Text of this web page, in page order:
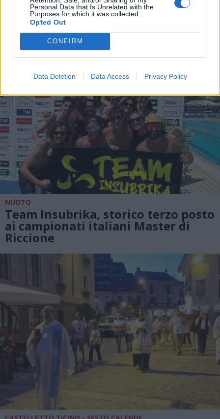
Personal Data that Is Unrelated with the
Purposes for which it was collected.
Opted Out
CONFIRM
Data Deletion Data Access Privacy Policy
Sesto Calende e Castelletto Ticino:
arrestato un motociclista
NUOTO
Team Insubrika, storico terzo posto
ai campionati italiani Master di
Riccione